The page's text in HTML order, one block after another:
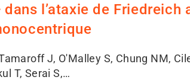
l’ataxie de Friedreich
J, O'Malley S, Chung NM,
T, Serai S,…